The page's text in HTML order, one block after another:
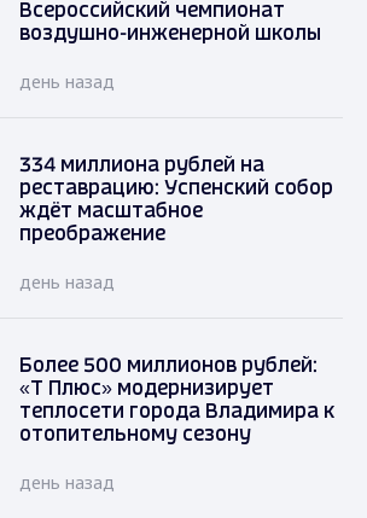
Всероссийский чемпионат
воздушно-инженерной школы
день назад
334 миллиона рублей на
реставрацию: Успенский собор
ждёт масштабное
преображение
день назад
Более 500 миллионов рублей:
«Т Плюс» модернизирует
теплосети города Владимира к
отопительному сезону
день назад